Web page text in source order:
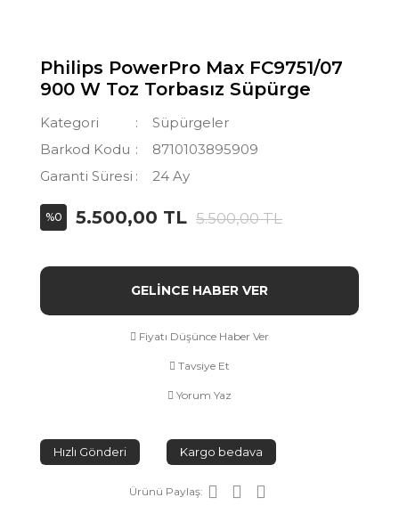
Philips PowerPro Max FC9751/07
900 W Toz Torbasız Süpürge
Kategori
Süpürgeler
Barkod Kodu
8710103895909
Garanti Süresi
24 Ay
%0 5.500,00 TL 5.500,00 TL
GELİNCE HABER VER
Fiyatı Düşünce Haber Ver
Tavsiye Et
Yorum Yaz
Hızlı Gönderi Kargo bedava
Ürünü Paylaş: